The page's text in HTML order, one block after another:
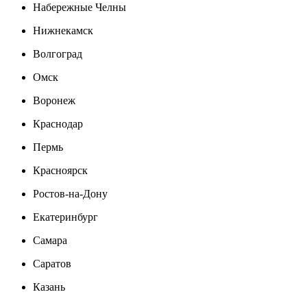
Набережные Челны
Нижнекамск
Волгоград
Омск
Воронеж
Краснодар
Пермь
Красноярск
Ростов-на-Дону
Екатеринбург
Самара
Саратов
Казань